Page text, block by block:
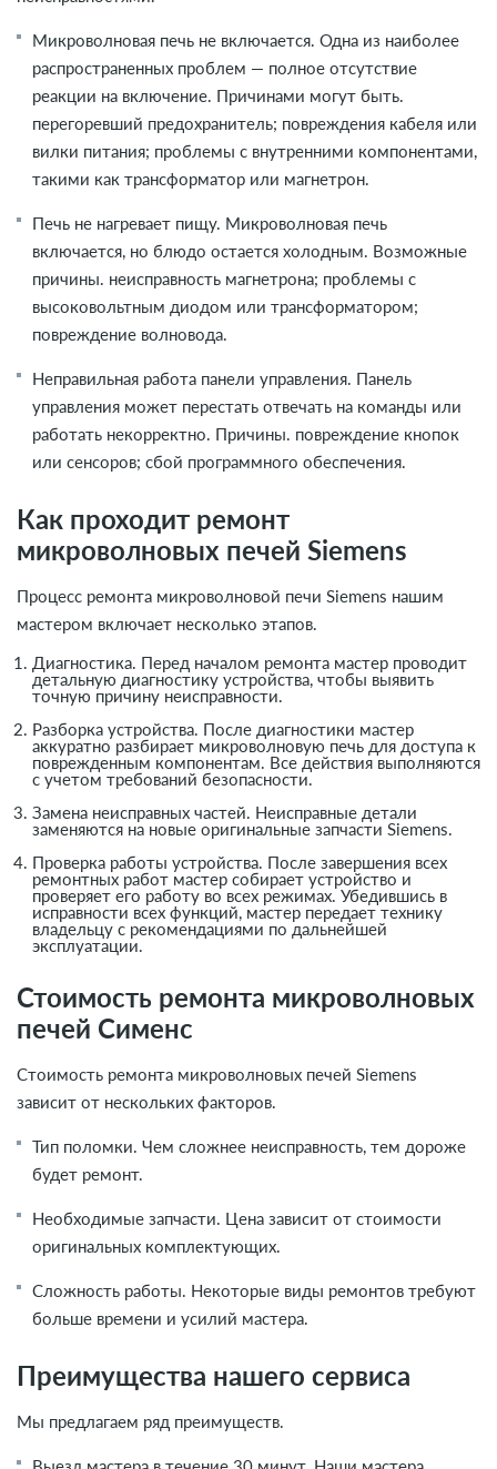
Микроволновая печь не включается. Одна из наиболее
распространенных проблем — полное отсутствие
реакции на включение. Причинами могут быть.
перегоревший предохранитель; повреждения кабеля или
вилки питания; проблемы с внутренними компонентами,
такими как трансформатор или магнетрон.
Печь не нагревает пищу. Микроволновая печь
включается, но блюдо остается холодным. Возможные
причины. неисправность магнетрона; проблемы с
высоковольтным диодом или трансформатором;
повреждение волновода.
Неправильная работа панели управления. Панель
управления может перестать отвечать на команды или
работать некорректно. Причины. повреждение кнопок
или сенсоров; сбой программного обеспечения.
Как проходит ремонт
микроволновых печей Siemens
Процесс ремонта микроволновой печи Siemens нашим
мастером включает несколько этапов.
Диагностика. Перед началом ремонта мастер проводит
детальную диагностику устройства, чтобы выявить
точную причину неисправности.
Разборка устройства. После диагностики мастер
аккуратно разбирает микроволновую печь для доступа к
поврежденным компонентам. Все действия выполняются
с учетом требований безопасности.
Замена неисправных частей. Неисправные детали
заменяются на новые оригинальные запчасти Siemens.
Проверка работы устройства. После завершения всех
ремонтных работ мастер собирает устройство и
проверяет его работу во всех режимах. Убедившись в
исправности всех функций, мастер передает технику
владельцу с рекомендациями по дальнейшей
эксплуатации.
Стоимость ремонта микроволновых
печей Сименс
Стоимость ремонта микроволновых печей Siemens
зависит от нескольких факторов.
Тип поломки. Чем сложнее неисправность, тем дороже
будет ремонт.
Необходимые запчасти. Цена зависит от стоимости
оригинальных комплектующих.
Сложность работы. Некоторые виды ремонтов требуют
больше времени и усилий мастера.
Преимущества нашего сервиса
Мы предлагаем ряд преимуществ.